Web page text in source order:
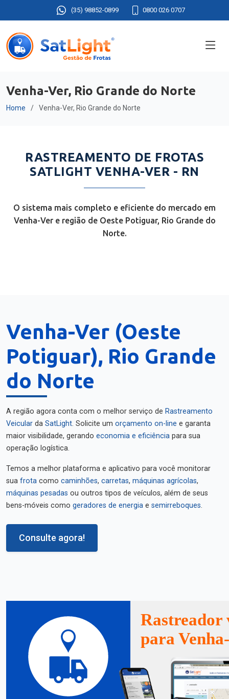
(35) 98852-0899 0800 026 0707
Venha-Ver, Rio Grande do Norte
Home Venha-Ver, Rio Grande do Norte
RASTREAMENTO DE FROTAS
SATLIGHT VENHA-VER - RN
O sistema mais completo e eficiente do mercado em
Venha-Ver e região de Oeste Potiguar, Rio Grande do
Norte.
Venha-Ver (Oeste
Potiguar), Rio Grande
do Norte
A região agora conta com o melhor serviço de Rastreamento
Veicular da SatLight. Solicite um orçamento on-line e garanta
maior visibilidade, gerando economia e eficiência para sua
operação logística.
Temos a melhor plataforma e aplicativo para você monitorar
sua frota como caminhões, carretas, máquinas agrícolas,
máquinas pesadas ou outros tipos de veículos, além de seus
bens-móveis como geradores de energia e semirreboques.
Consulte agora!
Rastreador
para